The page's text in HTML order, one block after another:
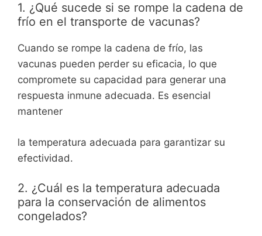
1. ¿Qué sucede si se rompe la cadena de
frío en el transporte de vacunas?
Cuando se rompe la cadena de frío, las
vacunas pueden perder su eficacia, lo que
compromete su capacidad para generar una
respuesta inmune adecuada. Es esencial
mantener
la temperatura adecuada para garantizar su
efectividad.
2. ¿Cuál es la temperatura adecuada
para la conservación de alimentos
congelados?